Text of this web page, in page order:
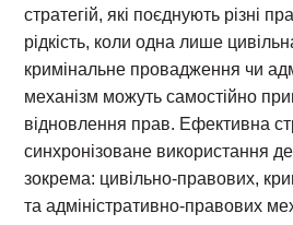
стратегій, які поєднують різні
рідкість, коли одна лише
кримінальне провадження чи
механізм можуть самостійно
відновлення прав. Ефективна
синхронізоване використання
зокрема: цивільно-правових,
та адміністративно-правових